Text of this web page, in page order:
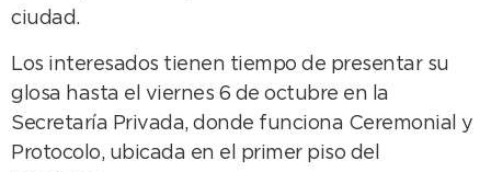
ciudad.
Los interesados tienen tiempo de presentar su
glosa hasta el viernes 6 de octubre en la
Secretaría Privada, donde funciona Ceremonial y
Protocolo, ubicada en el primer piso del